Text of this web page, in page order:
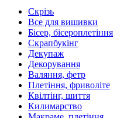
Скрізь
Все для вишивки
Бісер, бісероплетіння
Скрапбукінг
Декупаж
Декорування
Валяння, фетр
Плетіння, фриволіте
Квілтінг, шиття
Килимарство